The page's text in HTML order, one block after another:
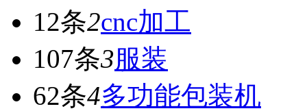
12条2cnc加工
107条3服装
62条4多功能包装机